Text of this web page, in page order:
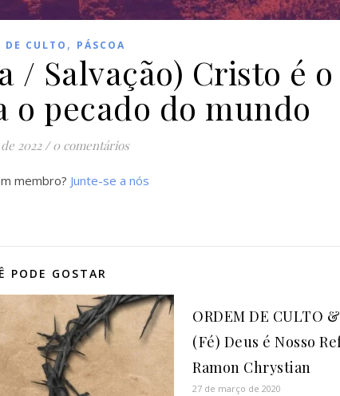
DE CULTO , PÁSCOA
/ Salvação) Cristo é
o pecado do mundo
2022 / 0 comentários
membro? Junte-se a nós
PODE GOSTAR
ORDEM DE CULTO
(Fé) Deus é Nosso
Ramon Chrystian
27 de março de 2020